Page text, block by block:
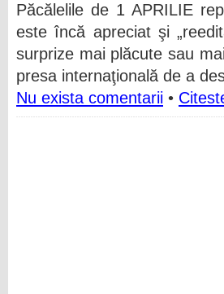
Păcălelile de 1 APRILIE
este încă apreciat şi
surprize mai plăcute sau
presa internaţională de a
Nu exista comentarii •